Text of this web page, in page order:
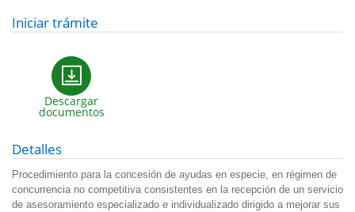
Iniciar trámite
Descargar
documentos
Detalles
Procedimiento para la concesión de ayudas en especie, en régimen de
concurrencia no competitiva consistentes en la recepción de un servicio
de asesoramiento especializado e individualizado dirigido a mejorar sus